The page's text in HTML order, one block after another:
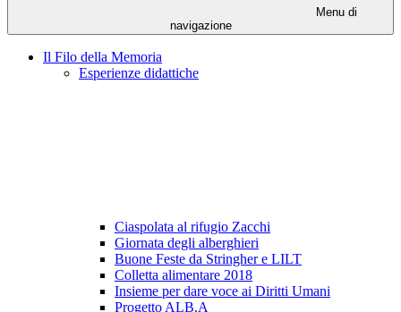
Menu di
navigazione
Il Filo della Memoria
Esperienze didattiche
Ciaspolata al rifugio Zacchi
Giornata degli alberghieri
Buone Feste da Stringher e LILT
Colletta alimentare 2018
Insieme per dare voce ai Diritti Umani
Progetto ALB.A